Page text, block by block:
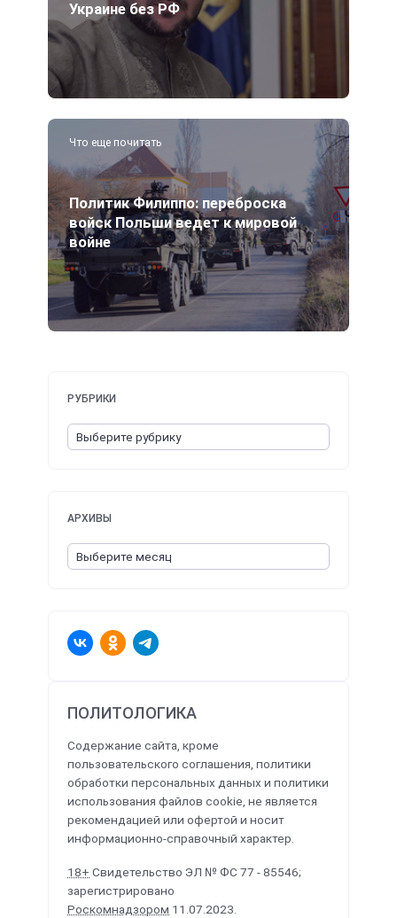
Украине без РФ
Что еще почитать
Политик Филиппо: переброска
войск Польши ведет к мировой
войне
ПОЛИТОЛОГИКА
Содержание сайта, кроме
пользовательского соглашения, политики
обработки персональных данных и политики
использования файлов cookie, не является
рекомендацией или офертой и носит
информационно-справочный характер.
18+ Свидетельство ЭЛ № ФС 77 - 85546;
зарегистрировано
Роскомнадзором 11.07.2023.
РУБРИКИ
АРХИВЫ